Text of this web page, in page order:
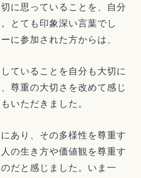
に思っていることを、自分
とても印象深い言葉でし
に参加された方からは、
していることを自分も大切に
尊重の大切さを改めて感じ
いただきました。
あり、その多様性を尊重す
の生き方や価値観を尊重す
だと感じました。いま一